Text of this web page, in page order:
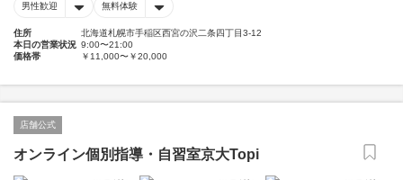
男性歓迎 無料体験
住所
北海道札幌市手稲区西宮の沢二条四丁目3-12
本日の営業状況 9:00〜21:00
価格帯
￥11,000〜￥20,000
店舗公式
オンライン個別指導・自習室京大Topi